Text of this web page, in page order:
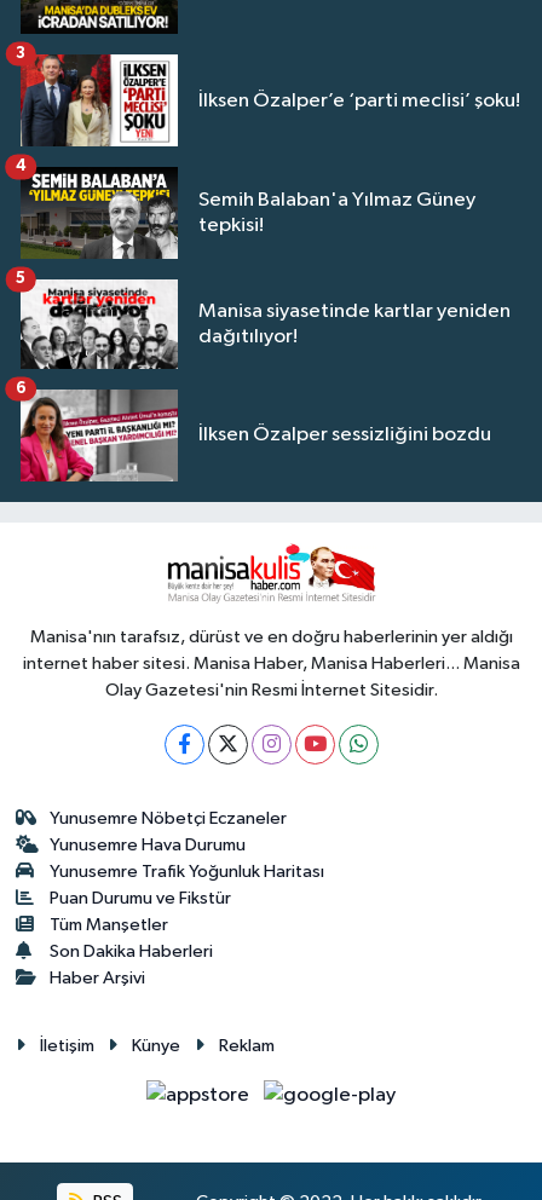
İlksen Özalper’e ‘parti meclisi’ şoku!
3
Semih Balaban'a Yılmaz Güney
tepkisi!
4
Manisa siyasetinde kartlar yeniden
dağıtılıyor!
5
İlksen Özalper sessizliğini bozdu
6
Manisa'nın tarafsız, dürüst ve en doğru haberlerinin yer aldığı
internet haber sitesi. Manisa Haber, Manisa Haberleri... Manisa
Olay Gazetesi'nin Resmi İnternet Sitesidir.
Yunusemre Nöbetçi Eczaneler
Yunusemre Hava Durumu
Yunusemre Trafik Yoğunluk Haritası
Puan Durumu ve Fikstür
Tüm Manşetler
Son Dakika Haberleri
Haber Arşivi
İletişim Künye Reklam